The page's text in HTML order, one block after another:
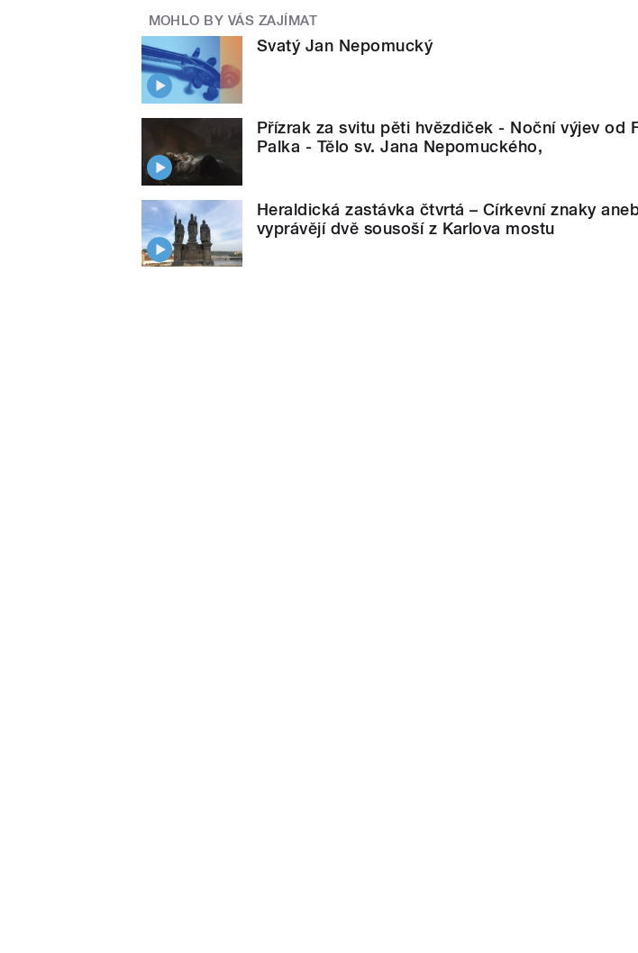
MOHLO BY VÁS ZAJÍMAT
Svatý Jan Nepomucký
Přízrak za svitu pěti hvězdiček - Noční výjev od
Palka - Tělo sv. Jana Nepomuckého,
Heraldická zastávka čtvrtá – Církevní znaky
vyprávějí dvě sousoší z Karlova mostu